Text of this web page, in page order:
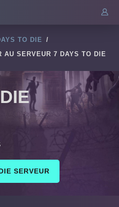
TO DIE
/
AU SERVEUR 7 DAYS TO DIE
SERVEUR